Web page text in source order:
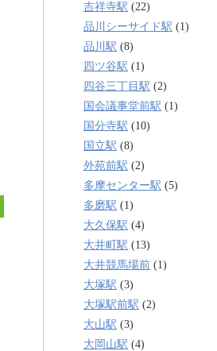
吉祥寺駅 (22)
品川シーサイド駅 (1)
品川駅 (8)
四ツ谷駅 (1)
四谷三丁目駅 (2)
国会議事堂前駅 (1)
国分寺駅 (10)
国立駅 (8)
外苑前駅 (2)
多摩センター駅 (5)
多磨駅 (1)
大久保駅 (4)
大井町駅 (13)
大井競馬場前 (1)
大塚駅 (3)
大塚駅前駅 (2)
大山駅 (3)
大岡山駅 (4)